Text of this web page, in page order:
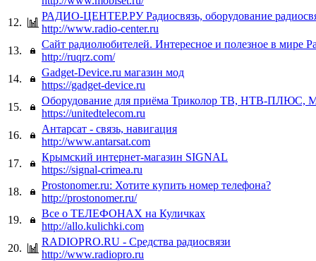
12.
РАДИО-ЦЕНТЕР.РУ Радиосвязь, оборудование
http://www.radio-center.ru
13.
Сайт радиолюбителей. Интересное и полезное в мире
http://ruqrz.com/
14.
Gadget-Device.ru магазин мод
https://gadget-device.ru
15.
Оборудование для приёма Триколор ТВ, НТВ-ПЛЮС,
https://unitedtelecom.ru
16.
Антарсат - связь, навигация
http://www.antarsat.com
17.
Крымский интернет-магазин SIGNAL
https://signal-crimea.ru
18.
Prostonomer.ru: Хотите купить номер телефона?
http://prostonomer.ru/
19.
Все о ТЕЛЕФОНАХ на Куличках
http://allo.kulichki.com
20.
RADIOPRO.RU - Средства радиосвязи
http://www.radiopro.ru